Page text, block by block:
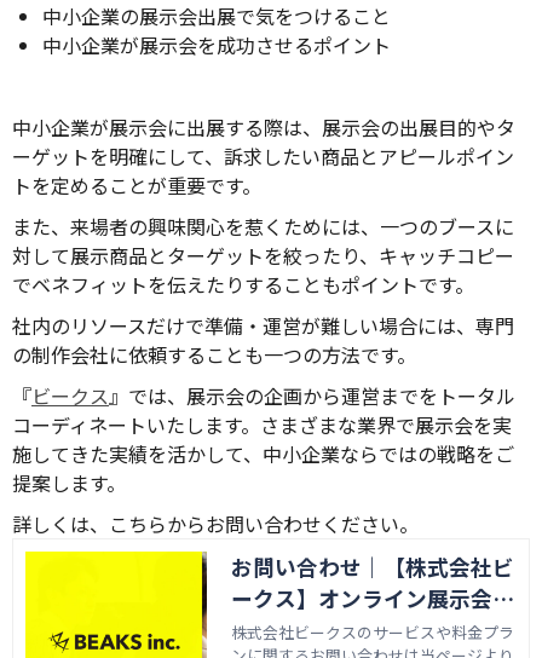
討している方に向けて、制作会社の選び
方とスムーズな出展につなげるポイント
中小企業の展示会出展で気をつけること
中小企業が展示会を成功させるポイント
中小企業が展示会に出展する際は、展示会の出展目的やタ
ーゲットを明確にして、訴求したい商品とアピールポイン
トを定めることが重要です。
また、来場者の興味関心を惹くためには、一つのブースに
対して展示商品とターゲットを絞ったり、キャッチコピー
でベネフィットを伝えたりすることもポイントです。
社内のリソースだけで準備・運営が難しい場合には、専門
の制作会社に依頼することも一つの方法です。
『ビークス』では、展示会の企画から運営までをトータル
コーディネートいたします。さまざまな業界で展示会を実
施してきた実績を活かして、中小企業ならではの戦略をご
提案します。
詳しくは、こちらからお問い合わせください。
お問い合わせ｜【株式会社ビ
ークス】オンライン展示会の
企画から運営までフルサポー
株式会社ビークスのサービスや料金プラ